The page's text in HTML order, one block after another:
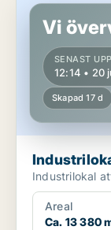
Vi
SENAST
12:14 • 20
Skapad 17 d
Industrilokal
Areal
Ca. 13 380